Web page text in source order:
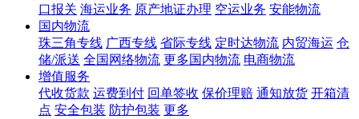
口报关 海运业务 原产地证办理 空运业务 安能物流
国内物流
珠三角专线 广西专线 省际专线 定时达物流 内贸海运 仓
储/派送 全国网络物流 更多国内物流 电商物流
增值服务
代收货款 运费到付 回单签收 保价理赔 通知放货 开箱清
点 安全包装 防护包装 更多